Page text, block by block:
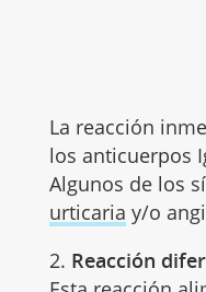
La reacción
los anticuerpos
Algunos de los
urticaria y/o
2. Reacción